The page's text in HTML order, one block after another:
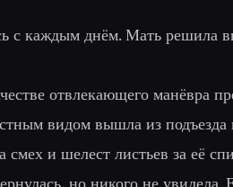
с каждым днём. Мать решила
отвлекающего манёвра
видом вышла из подъезда
и шелест листьев за её
но никого не увидела.